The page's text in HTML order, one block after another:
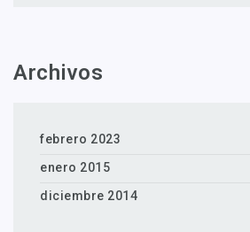
Archivos
febrero 2023
enero 2015
diciembre 2014